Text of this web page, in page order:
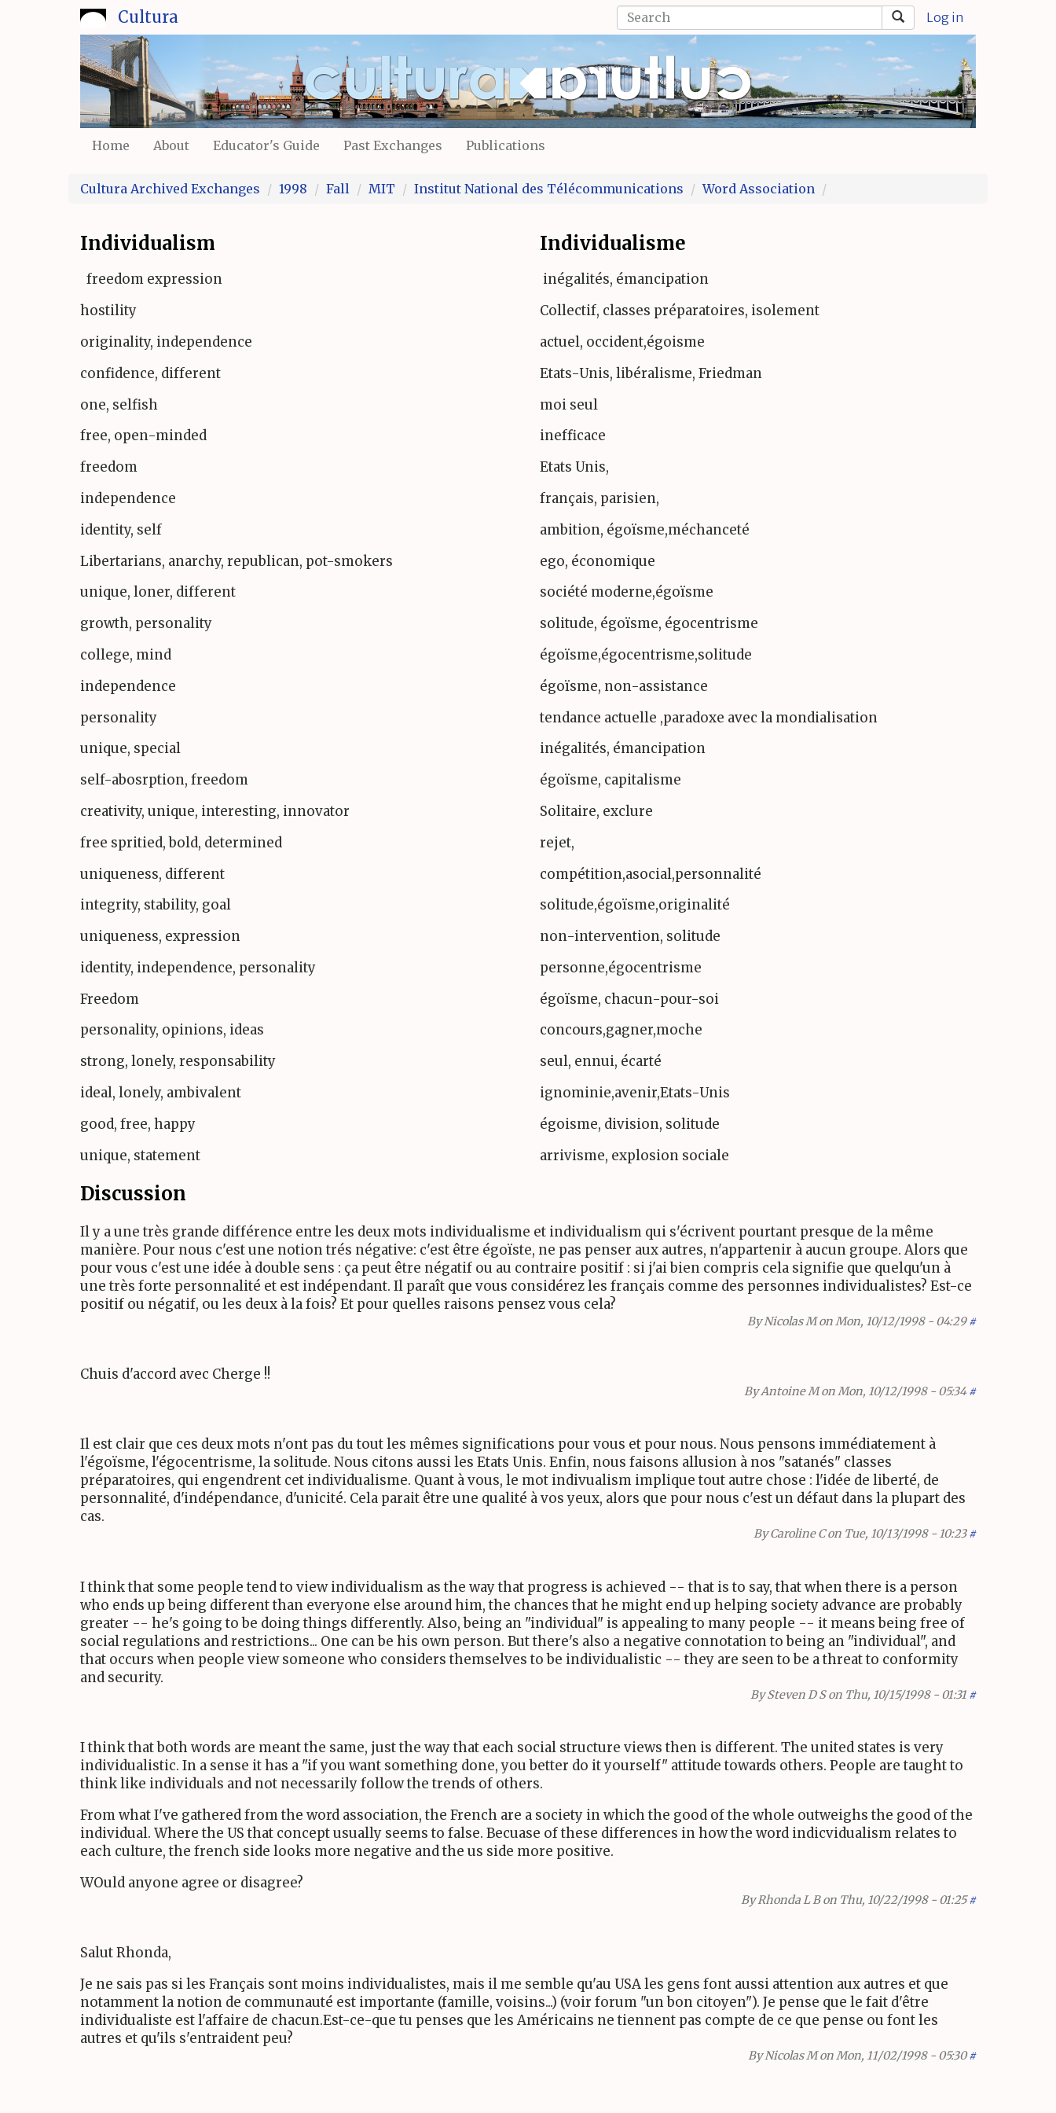
Cultura Log in
Search
form
Search
Home About Educator's Guide Past Exchanges Publications
Cultura Archived Exchanges 1998 Fall MIT Institut National des Télécommunications Word Association
Individualism Individualisme
freedom expression
hostility
originality, independence
confidence, different
one, selfish
free, open-minded
freedom
independence
identity, self
Libertarians, anarchy, republican, pot-smokers
unique, loner, different
growth, personality
college, mind
independence
personality
unique, special
self-abosrption, freedom
creativity, unique, interesting, innovator
free spritied, bold, determined
uniqueness, different
integrity, stability, goal
uniqueness, expression
identity, independence, personality
Freedom
personality, opinions, ideas
strong, lonely, responsability
ideal, lonely, ambivalent
good, free, happy
unique, statement
inégalités, émancipation
Collectif, classes préparatoires, isolement
actuel, occident,égoisme
Etats-Unis, libéralisme, Friedman
moi seul
inefficace
Etats Unis,
français, parisien,
ambition, égoïsme,méchanceté
ego, économique
société moderne,égoïsme
solitude, égoïsme, égocentrisme
égoïsme,égocentrisme,solitude
égoïsme, non-assistance
tendance actuelle ,paradoxe avec la mondialisation
inégalités, émancipation
égoïsme, capitalisme
Solitaire, exclure
rejet,
compétition,asocial,personnalité
solitude,égoïsme,originalité
non-intervention, solitude
personne,égocentrisme
égoïsme, chacun-pour-soi
concours,gagner,moche
seul, ennui, écarté
ignominie,avenir,Etats-Unis
égoisme, division, solitude
arrivisme, explosion sociale
Discussion
Il y a une très grande différence entre les deux mots individualisme et individualism qui s'écrivent pourtant presque de la même
manière. Pour nous c'est une notion trés négative: c'est être égoïste, ne pas penser aux autres, n'appartenir à aucun groupe. Alors que
pour vous c'est une idée à double sens : ça peut être négatif ou au contraire positif : si j'ai bien compris cela signifie que quelqu'un à
une très forte personnalité et est indépendant. Il paraît que vous considérez les français comme des personnes individualistes? Est-ce
positif ou négatif, ou les deux à la fois? Et pour quelles raisons pensez vous cela?
ByNicolas Mon Mon, 10/12/1998 - 04:29 #
Chuis d'accord avec Cherge !!
ByAntoine Mon Mon, 10/12/1998 - 05:34 #
Il est clair que ces deux mots n'ont pas du tout les mêmes significations pour vous et pour nous. Nous pensons immédiatement à
l'égoïsme, l'égocentrisme, la solitude. Nous citons aussi les Etats Unis. Enfin, nous faisons allusion à nos "satanés" classes
préparatoires, qui engendrent cet individualisme. Quant à vous, le mot indivualism implique tout autre chose : l'idée de liberté, de
personnalité, d'indépendance, d'unicité. Cela parait être une qualité à vos yeux, alors que pour nous c'est un défaut dans la plupart des
cas.
ByCaroline Con Tue, 10/13/1998 - 10:23 #
I think that some people tend to view individualism as the way that progress is achieved -- that is to say, that when there is a person
who ends up being different than everyone else around him, the chances that he might end up helping society advance are probably
greater -- he's going to be doing things differently. Also, being an "individual" is appealing to many people -- it means being free of
social regulations and restrictions... One can be his own person. But there's also a negative connotation to being an "individual", and
that occurs when people view someone who considers themselves to be individualistic -- they are seen to be a threat to conformity
and security.
BySteven D Son Thu, 10/15/1998 - 01:31 #
I think that both words are meant the same, just the way that each social structure views then is different. The united states is very
individualistic. In a sense it has a "if you want something done, you better do it yourself" attitude towards others. People are taught to
think like individuals and not necessarily follow the trends of others.
From what I've gathered from the word association, the French are a society in which the good of the whole outweighs the good of the
individual. Where the US that concept usually seems to false. Becuase of these differences in how the word indicvidualism relates to
each culture, the french side looks more negative and the us side more positive.
WOuld anyone agree or disagree?
ByRhonda L Bon Thu, 10/22/1998 - 01:25 #
Salut Rhonda,
Je ne sais pas si les Français sont moins individualistes, mais il me semble qu'au USA les gens font aussi attention aux autres et que
notamment la notion de communauté est importante (famille, voisins...) (voir forum "un bon citoyen"). Je pense que le fait d'être
individualiste est l'affaire de chacun.Est-ce-que tu penses que les Américains ne tiennent pas compte de ce que pense ou font les
autres et qu'ils s'entraident peu?
ByNicolas Mon Mon, 11/02/1998 - 05:30 #